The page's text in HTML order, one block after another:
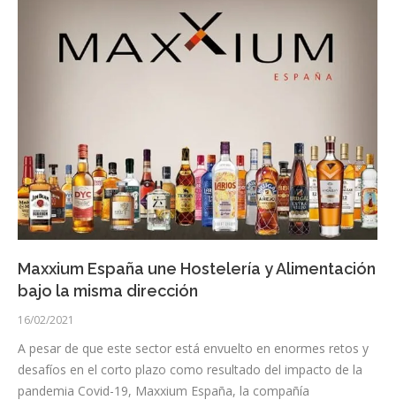
Maxxium España une Hostelería y Alimentación
bajo la misma dirección
16/02/2021
A pesar de que este sector está envuelto en enormes retos y
desafíos en el corto plazo como resultado del impacto de la
pandemia Covid-19, Maxxium España, la compañía